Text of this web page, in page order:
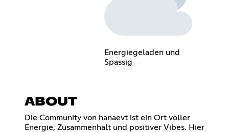
Energiegeladen und
Spassig
ABOUT
Die Community von hanaevt ist ein Ort voller
Energie, Zusammenhalt und positiver Vibes. Hier